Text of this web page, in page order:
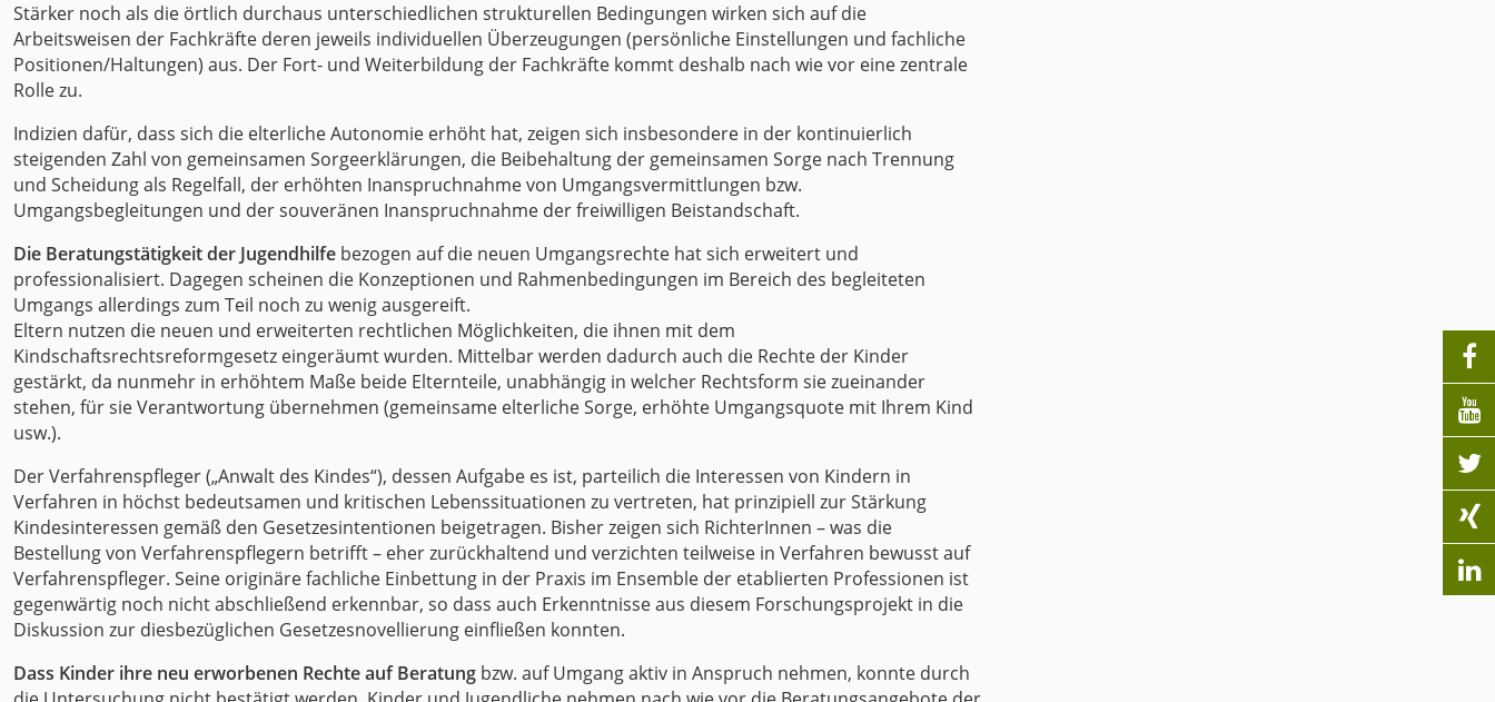
Stärker noch als die örtlich durchaus unterschiedlichen strukturellen Bedingungen wirken sich auf die
Arbeitsweisen der Fachkräfte deren jeweils individuellen Überzeugungen (persönliche Einstellungen und fachliche
Positionen/Haltungen) aus. Der Fort- und Weiterbildung der Fachkräfte kommt deshalb nach wie vor eine zentrale
Rolle zu.
Indizien dafür, dass sich die elterliche Autonomie erhöht hat, zeigen sich insbesondere in der kontinuierlich
steigenden Zahl von gemeinsamen Sorgeerklärungen, die Beibehaltung der gemeinsamen Sorge nach Trennung
und Scheidung als Regelfall, der erhöhten Inanspruchnahme von Umgangsvermittlungen bzw.
Umgangsbegleitungen und der souveränen Inanspruchnahme der freiwilligen Beistandschaft.
Die Beratungstätigkeit der Jugendhilfe bezogen auf die neuen Umgangsrechte hat sich erweitert und
professionalisiert. Dagegen scheinen die Konzeptionen und Rahmenbedingungen im Bereich des begleiteten
Umgangs allerdings zum Teil noch zu wenig ausgereift.
Eltern nutzen die neuen und erweiterten rechtlichen Möglichkeiten, die ihnen mit dem
Kindschaftsrechtsreformgesetz eingeräumt wurden. Mittelbar werden dadurch auch die Rechte der Kinder
gestärkt, da nunmehr in erhöhtem Maße beide Elternteile, unabhängig in welcher Rechtsform sie zueinander
stehen, für sie Verantwortung übernehmen (gemeinsame elterliche Sorge, erhöhte Umgangsquote mit Ihrem Kind
usw.).
Der Verfahrenspfleger („Anwalt des Kindes“), dessen Aufgabe es ist, parteilich die Interessen von Kindern in
Verfahren in höchst bedeutsamen und kritischen Lebenssituationen zu vertreten, hat prinzipiell zur Stärkung
Kindesinteressen gemäß den Gesetzesintentionen beigetragen. Bisher zeigen sich RichterInnen – was die
Bestellung von Verfahrenspflegern betrifft – eher zurückhaltend und verzichten teilweise in Verfahren bewusst auf
Verfahrenspfleger. Seine originäre fachliche Einbettung in der Praxis im Ensemble der etablierten Professionen ist
gegenwärtig noch nicht abschließend erkennbar, so dass auch Erkenntnisse aus diesem Forschungsprojekt in die
Diskussion zur diesbezüglichen Gesetzesnovellierung einfließen konnten.
Dass Kinder ihre neu erworbenen Rechte auf Beratung bzw. auf Umgang aktiv in Anspruch nehmen, konnte durch




